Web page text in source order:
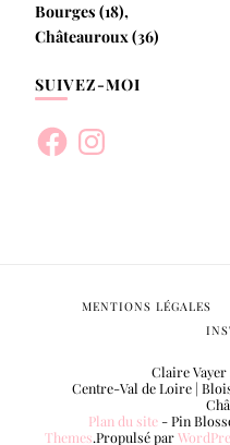
Bourges (18),
Châteauroux (36)
SUIVEZ-MOI
FacebookInstagram
Claire Vayer
Centre-Val de Loire |
Plan du site-Pin
Themes.Propulsé par
MENTIONS LÉGALES